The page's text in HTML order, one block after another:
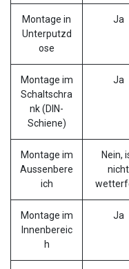
Montage in
Unterputzd
ose
Ja
Montage im
Schaltschra
nk (DIN-
Schiene)
Ja
Montage im
Aussenbere
ich
Nein,
nicht
Montage im
Innenbereic
h
Ja